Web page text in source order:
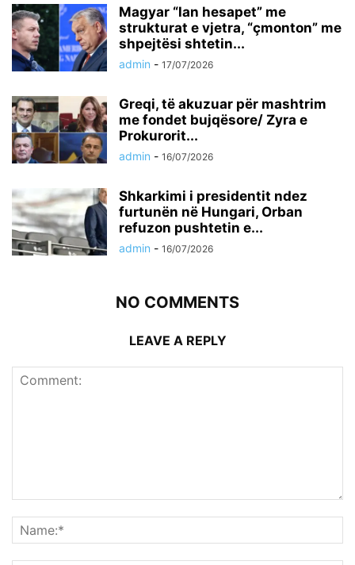
Magyar “lan hesapet” me
strukturat e vjetra, “çmonton” me
shpejtësi shtetin...
admin - 17/07/2026
Greqi, të akuzuar për mashtrim
me fondet bujqësore/ Zyra e
Prokurorit...
admin - 16/07/2026
Shkarkimi i presidentit ndez
furtunën në Hungari, Orban
refuzon pushtetin e...
admin - 16/07/2026
NO COMMENTS
LEAVE A REPLY